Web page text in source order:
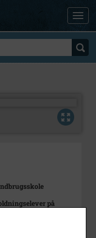
på